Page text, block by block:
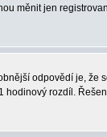
měnit jen
odpovědí je, že
hodinový rozdíl.